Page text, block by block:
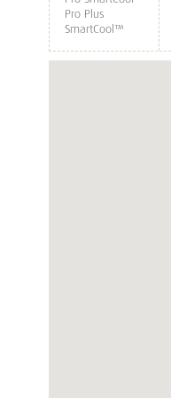
Pro Plus
SmartCool™